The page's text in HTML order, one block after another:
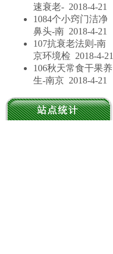
速衰老-2018-4-21
1084个小窍门洁净
鼻头-南2018-4-21
107抗衰老法则-南
京环境检 2018-4-21
106秋天常食干果养
生-南京2018-4-21